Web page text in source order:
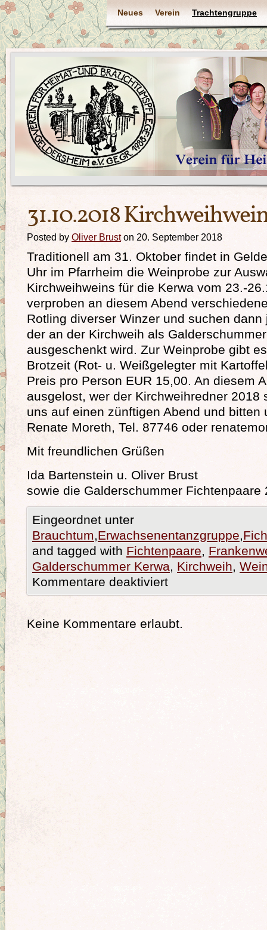
Neues Verein Trachtengruppe
31.10.2018
Posted by Oliver Bruston 20. September 2018
Traditionell am 31. Oktober findet in
Uhr im Pfarrheim die Weinprobe zur
Kirchweihweins für die Kerwa vom 23.-
verproben an diesem Abend
Rotling diverser Winzer und suchen
der an der Kirchweih als
ausgeschenkt wird. Zur Weinprobe gibt
Brotzeit (Rot- u. Weißgelegter mit
Preis pro Person EUR 15,00. An diesem
ausgelost, wer der Kirchweihredner 2018
uns auf einen zünftigen Abend und bitten
Renate Moreth, Tel. 87746 oder
Mit freundlichen Grüßen
Ida Bartenstein u. Oliver Brust
sowie die Galderschummer Fichtenpaare
Eingeordnet unter
Brauchtum,Erwachsenentanzgruppe,
and tagged with Fichtenpaare,
Galderschummer Kerwa, Kirchweih,
Kommentare deaktiviert
Keine Kommentare erlaubt.